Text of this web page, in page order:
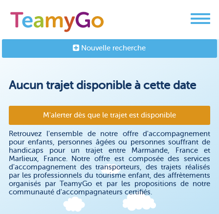
Nouvelle recherche
Aucun trajet disponible à cette date
M'alerter dès que le trajet est disponible
Retrouvez l'ensemble de notre offre d'accompagnement
pour enfants, personnes âgées ou personnes souffrant de
handicaps pour un trajet entre Marmande, France et
Marlieux, France. Notre offre est composée des services
d'accompagnement des transporteurs, des trajets réalisés
par les professionnels du tourisme enfant, des affrètements
organisés par TeamyGo et par les propositions de notre
communauté d'accompagnateurs certifiés.